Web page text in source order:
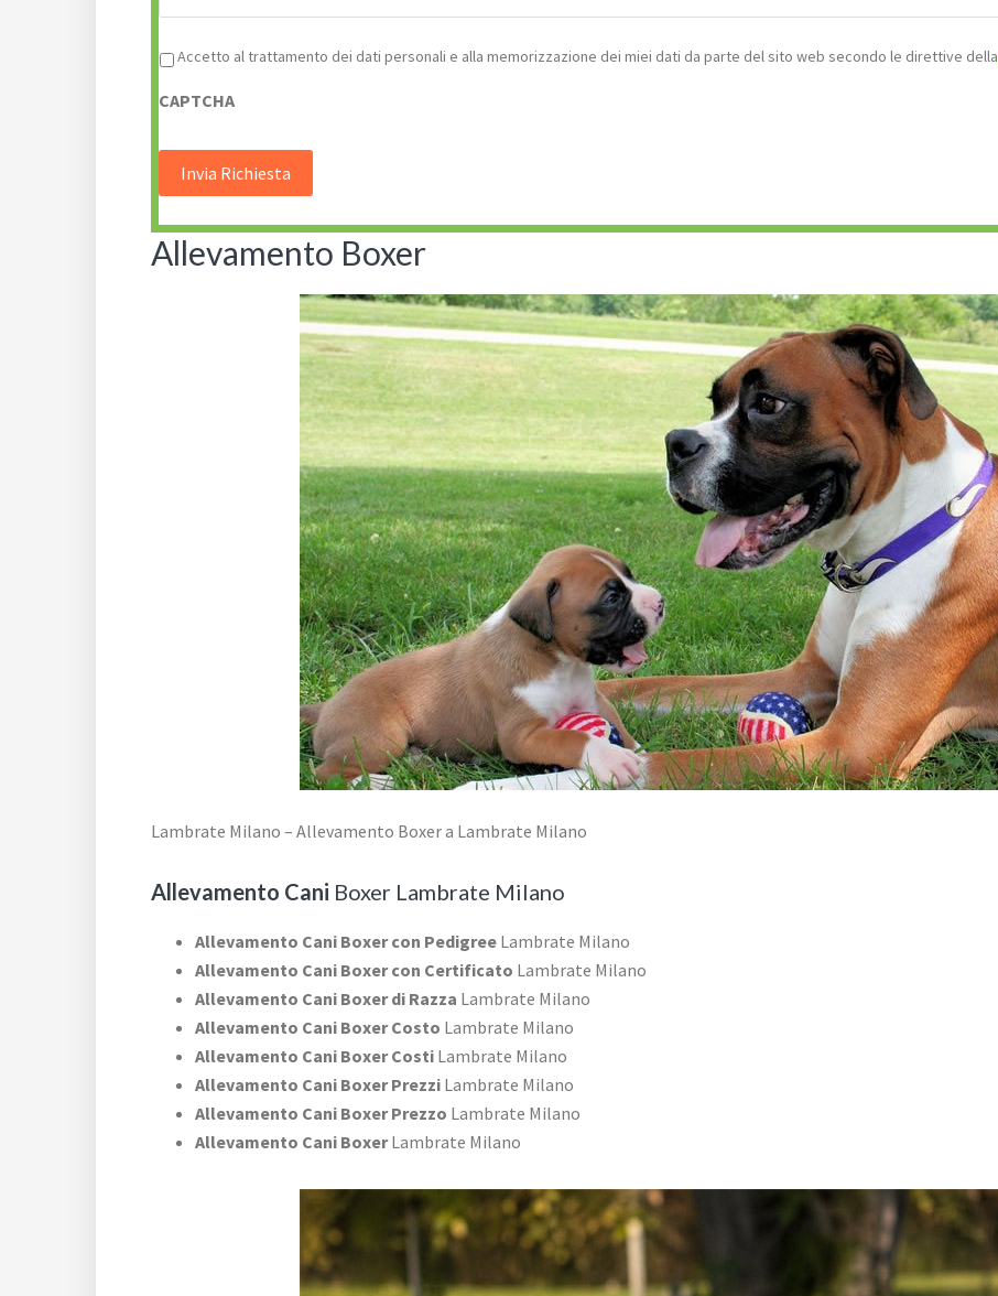
Privacy *
Accetto al trattamento dei dati personali e alla memorizzazione dei miei dati da parte del sito web secondo le direttive della
CAPTCHA
Allevamento Boxer
Lambrate Milano – Allevamento Boxer a Lambrate Milano
Allevamento Cani Boxer Lambrate Milano
Allevamento Cani Boxer con Pedigree Lambrate Milano
Allevamento Cani Boxer con Certificato Lambrate Milano
Allevamento Cani Boxer di Razza Lambrate Milano
Allevamento Cani Boxer Costo Lambrate Milano
Allevamento Cani Boxer Costi Lambrate Milano
Allevamento Cani Boxer Prezzi Lambrate Milano
Allevamento Cani Boxer Prezzo Lambrate Milano
Allevamento Cani BoxerLambrate Milano